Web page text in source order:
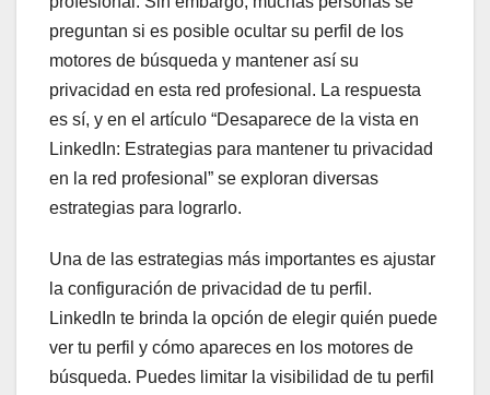
preguntan si es posible ocultar su perfil de los
motores de búsqueda y mantener así su
privacidad en esta red profesional. La respuesta
es sí, y en el artículo “Desaparece de la vista en
LinkedIn: Estrategias para mantener tu privacidad
en la red profesional” se exploran diversas
estrategias para lograrlo.
Una de las estrategias más importantes es ajustar
la configuración de privacidad de tu perfil.
LinkedIn te brinda la opción de elegir quién puede
ver tu perfil y cómo apareces en los motores de
búsqueda. Puedes limitar la visibilidad de tu perfil